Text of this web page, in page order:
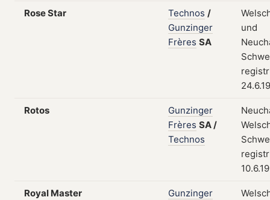
Rose Star Technos /
Gunzinger
Frères SA
und
Rotos
Gunzinger
Frères SA/
Technos
Royal Master
Gunzinger